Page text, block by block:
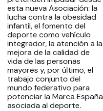
esta nueva Asociación: la
lucha contra la obesidad
infantil, el fomento del
deporte como vehículo
integrador, la atención a la
mejora de la calidad de
vida de las personas
mayores y, por último, el
trabajo conjunto del
mundo federativo para
potenciar la Marca España
asociada al deporte.